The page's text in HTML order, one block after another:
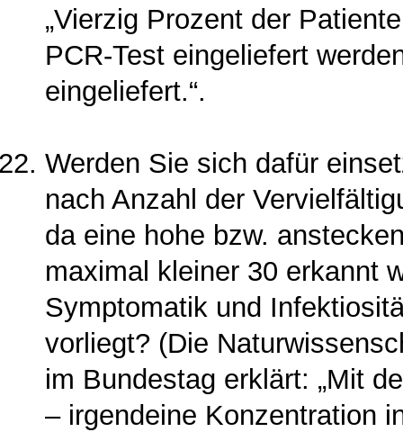
„Vierzig Prozent der
PCR-Test eingeliefert
eingeliefert.“.
Werden Sie sich dafür
nach Anzahl der
da eine hohe bzw.
maximal kleiner 30 erkannt
Symptomatik und
vor­liegt? (Die
im Bundestag erklärt: „Mit
– irgendeine Konzentration